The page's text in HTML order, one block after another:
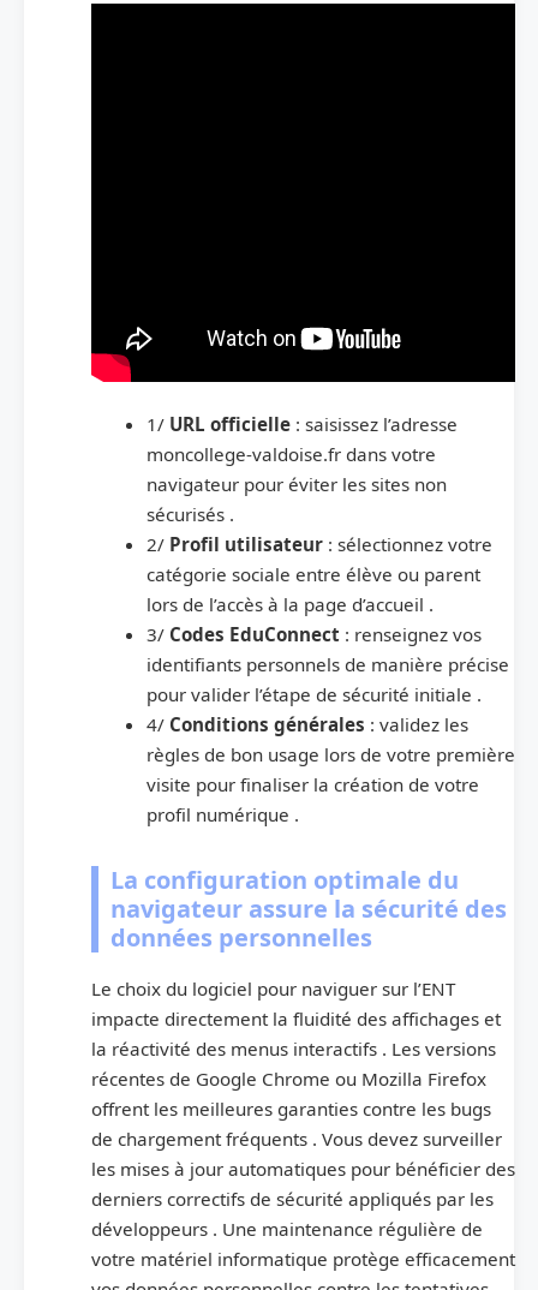
1/ URL officielle: saisissez l’adresse
moncollege-valdoise.fr dans votre
navigateur pour éviter les sites non
sécurisés .
2/ Profil utilisateur: sélectionnez votre
catégorie sociale entre élève ou parent
lors de l’accès à la page d’accueil .
3/ Codes EduConnect : renseignez vos
identifiants personnels de manière précise
pour valider l’étape de sécurité initiale .
4/ Conditions générales : validez les
règles de bon usage lors de votre première
visite pour finaliser la création de votre
profil numérique .
La configuration optimale du
navigateur assure la sécurité des
données personnelles
Le choix du logiciel pour naviguer sur l’ENT
impacte directement la fluidité des affichages et
la réactivité des menus interactifs . Les versions
récentes de Google Chrome ou Mozilla Firefox
offrent les meilleures garanties contre les bugs
de chargement fréquents . Vous devez surveiller
les mises à jour automatiques pour bénéficier des
derniers correctifs de sécurité appliqués par les
développeurs . Une maintenance régulière de
votre matériel informatique protège efficacement